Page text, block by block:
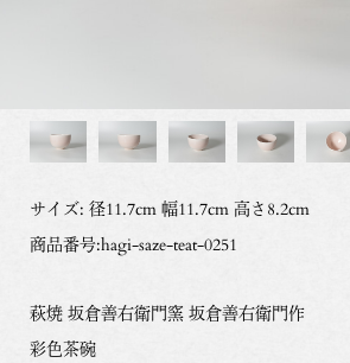
サイズ: 径11.7cm 幅11.7cm 高さ8.2cm
商品番号:hagi-saze-teat-0251
萩焼 坂倉善右衛門窯 坂倉善右衛門作
彩色茶碗